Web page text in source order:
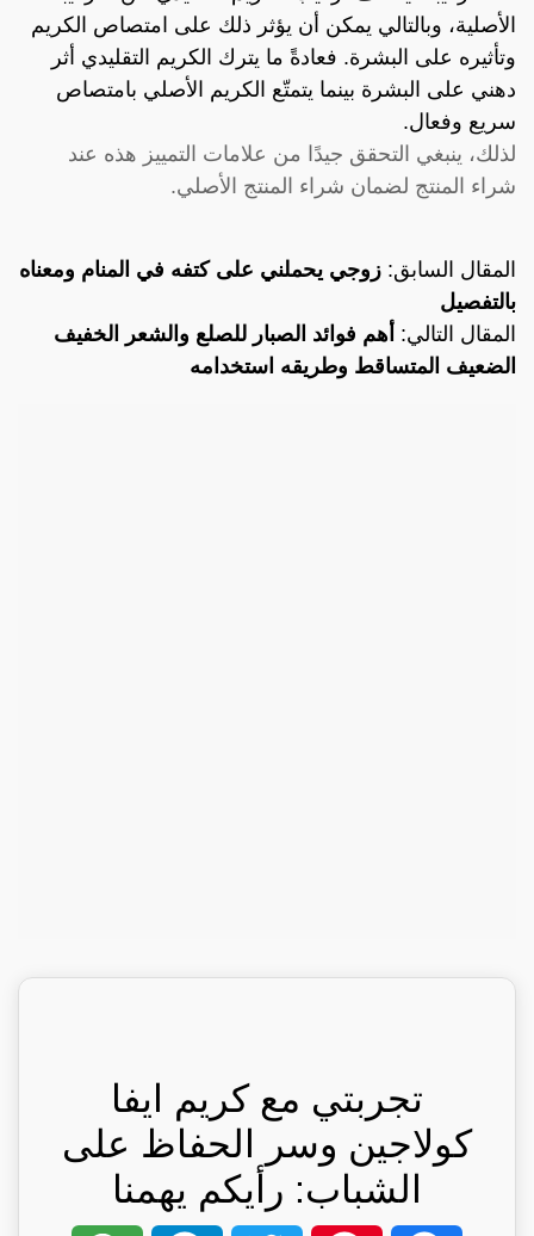
الأصلية، وبالتالي يمكن أن يؤثر ذلك على امتصاص الكريم
وتأثيره على البشرة. فعادةً ما يترك الكريم التقليدي أثر
دهني على البشرة بينما يتمتّع الكريم الأصلي بامتصاص
سريع وفعال.
لذلك، ينبغي التحقق جيدًا من علامات التمييز هذه عند
شراء المنتج لضمان شراء المنتج الأصلي.
المقال السابق: زوجي يحملني على كتفه في المنام ومعناه
بالتفصيل
المقال التالي: أهم فوائد الصبار للصلع والشعر الخفيف
الضعيف المتساقط وطريقه استخدامه
تجربتي مع كريم ايفا
كولاجين وسر الحفاظ على
الشباب: رأيكم يهمنا